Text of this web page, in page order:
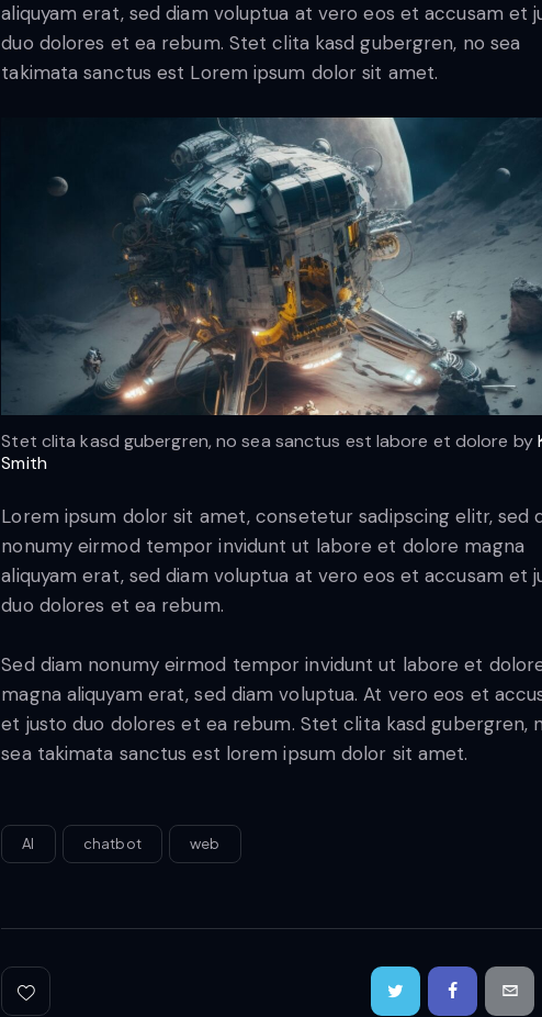
aliquyam erat, sed diam voluptua at vero eos et accusam et
duo dolores et ea rebum. Stet clita kasd gubergren, no sea
takimata sanctus est Lorem ipsum dolor sit amet.
Stet clita kasd gubergren, no sea sanctus est labore et dolore by
Smith
Lorem ipsum dolor sit amet, consetetur sadipscing elitr, sed
nonumy eirmod tempor invidunt ut labore et dolore magna
aliquyam erat, sed diam voluptua at vero eos et accusam et
duo dolores et ea rebum.
Sed diam nonumy eirmod tempor invidunt ut labore et
magna aliquyam erat, sed diam voluptua. At vero eos et
et justo duo dolores et ea rebum. Stet clita kasd gubergren,
sea takimata sanctus est lorem ipsum dolor sit amet.
AI chatbot web